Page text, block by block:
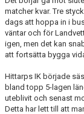
matcher kvar. Tre
dags att hoppa in i
väntar och för
igen, men det kan
att fortsätta bygga
Hittarps IK började
bland topp 5-lagen
uteblivit och senast
Detta har lett till att